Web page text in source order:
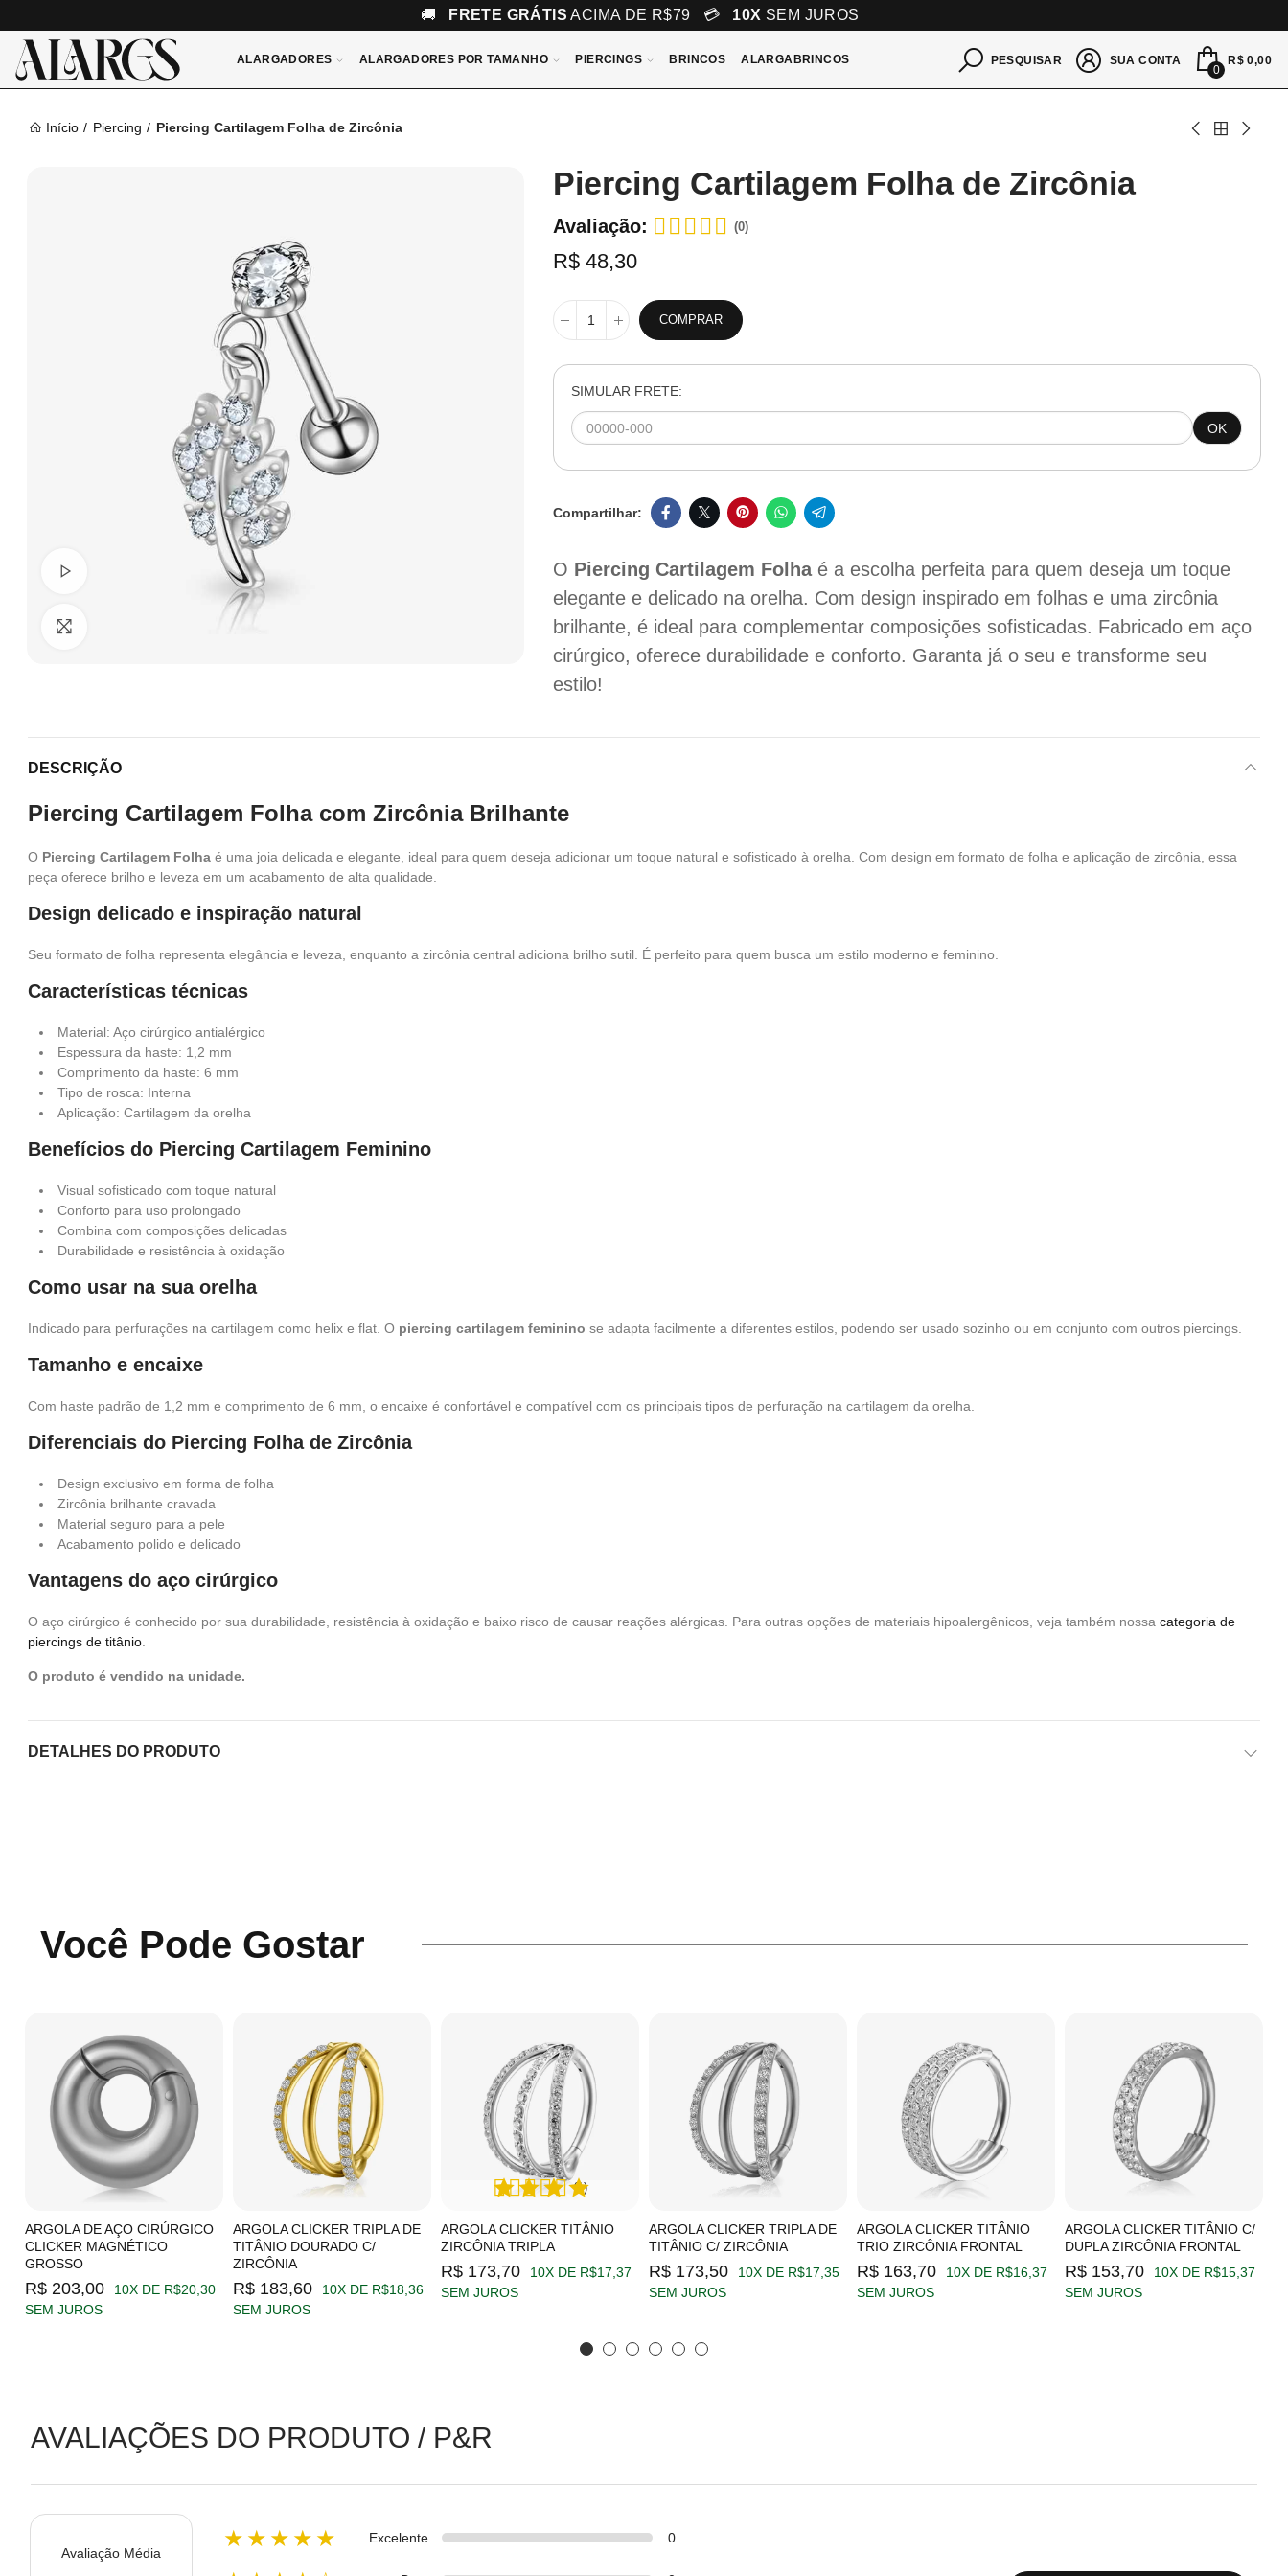
🚚 FRETE GRÁTIS ACIMA DE R$79 💳 10X SEM JUROS
ALARGADORES ALARGADORES POR TAMANHO PIERCINGS BRINCOS ALARGABRINCOS PESQUISAR SUA CONTA
0
R$ 0,00
Início Piercing Piercing Cartilagem Folha de Zircônia
Clique para ampliar
Piercing Cartilagem Folha de Zircônia
Avaliação: (0)
R$ 48,30
COMPRAR
SIMULAR FRETE:
OK
O Piercing Cartilagem Folhaé a escolha perfeita para quem deseja um toque
elegante e delicado na orelha. Com design inspirado em folhas e uma zircônia
brilhante, é ideal para complementar composições sofisticadas. Fabricado em aço
cirúrgico, oferece durabilidade e conforto. Garanta já o seu e transforme seu
estilo!
DESCRIÇÃO
Piercing Cartilagem Folha com Zircônia Brilhante
O Piercing Cartilagem Folha é uma joia delicada e elegante, ideal para quem deseja adicionar um toque natural e sofisticado à orelha. Com design em formato de folha e aplicação de zircônia, essa
peça oferece brilho e leveza em um acabamento de alta qualidade.
Design delicado e inspiração natural
Seu formato de folha representa elegância e leveza, enquanto a zircônia central adiciona brilho sutil. É perfeito para quem busca um estilo moderno e feminino.
Características técnicas
Material: Aço cirúrgico antialérgico
Espessura da haste: 1,2 mm
Comprimento da haste: 6 mm
Tipo de rosca: Interna
Aplicação: Cartilagem da orelha
Benefícios do Piercing Cartilagem Feminino
Visual sofisticado com toque natural
Conforto para uso prolongado
Combina com composições delicadas
Durabilidade e resistência à oxidação
Como usar na sua orelha
Indicado para perfurações na cartilagem como helix e flat. O piercing cartilagem feminino se adapta facilmente a diferentes estilos, podendo ser usado sozinho ou em conjunto com outros piercings.
Tamanho e encaixe
Com haste padrão de 1,2 mm e comprimento de 6 mm, o encaixe é confortável e compatível com os principais tipos de perfuração na cartilagem da orelha.
Diferenciais do Piercing Folha de Zircônia
Design exclusivo em forma de folha
Zircônia brilhante cravada
Material seguro para a pele
Acabamento polido e delicado
Vantagens do aço cirúrgico
O aço cirúrgico é conhecido por sua durabilidade, resistência à oxidação e baixo risco de causar reações alérgicas. Para outras opções de materiais hipoalergênicos, veja também nossa categoria de
piercings de titânio
O produto é vendido na unidade.
DETALHES DO PRODUTO
Você Pode Gostar
ARGOLA DE AÇO CIRÚRGICO
CLICKER MAGNÉTICO
GROSSO
R$ 203,00
10X DE R$20,30
SEM JUROS
ARGOLA CLICKER TRIPLA DE
TITÂNIO DOURADO C/
ZIRCÔNIA
R$ 183,60
10X DE R$18,36
SEM JUROS
ARGOLA CLICKER TITÂNIO
ZIRCÔNIA TRIPLA
(1)
R$ 173,70
10X DE R$17,37
SEM JUROS
ARGOLA CLICKER TRIPLA DE
TITÂNIO C/ ZIRCÔNIA
R$ 173,50
10X DE R$17,35
SEM JUROS
ARGOLA CLICKER TITÂNIO
TRIO ZIRCÔNIA FRONTAL
R$ 163,70
10X DE R$16,37
SEM JUROS
ARGOLA CLICKER TITÂNIO C/
DUPLA ZIRCÔNIA FRONTAL
R$ 153,70
10X DE R$15,37
SEM JUROS
AVALIAÇÕES DO PRODUTO / P&R
Avaliação Média
★★★★★ Excelente 0